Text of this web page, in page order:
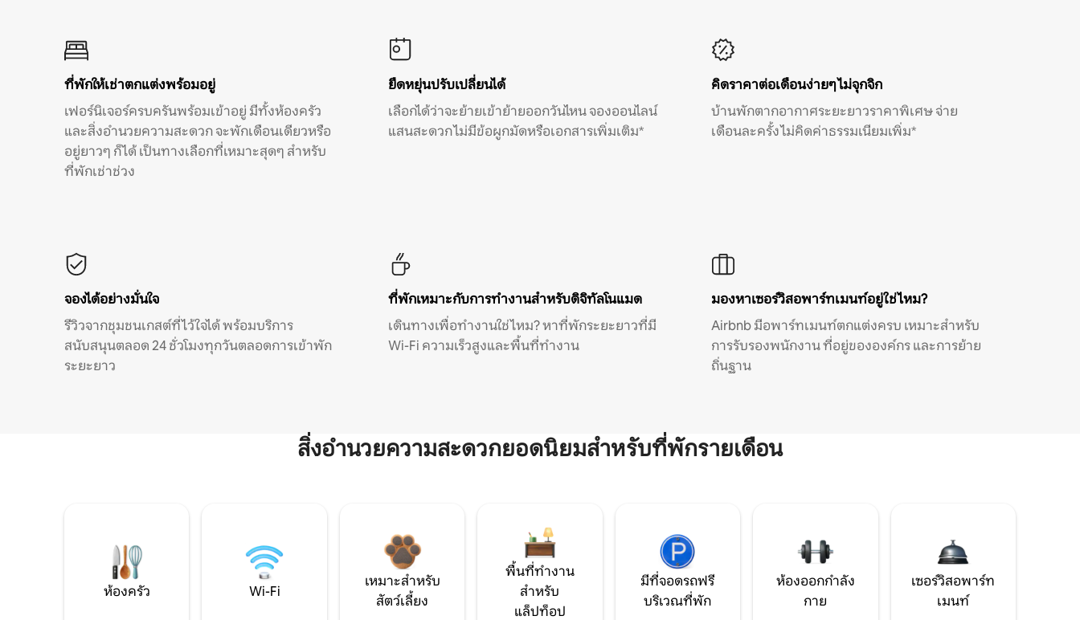
ที่พักให้เช่าตกแต่งพร้อมอยู่
เฟอร์นิเจอร์ครบครันพร้อมเข้าอยู่ มีทั้งห้องครัว
และสิ่งอำนวยความสะดวก จะพักเดือนเดียวหรือ
อยู่ยาวๆ ก็ได้ เป็นทางเลือกที่เหมาะสุดๆ สำหรับ
ที่พักเช่าช่วง
ยืดหยุ่นปรับเปลี่ยนได้
เลือกได้ว่าจะย้ายเข้าย้ายออกวันไหน จองออนไลน์
แสนสะดวก ไม่มีข้อผูกมัดหรือเอกสารเพิ่มเติม*
คิดราคาต่อเดือนง่ายๆ ไม่จุกจิก
บ้านพักตากอากาศระยะยาวราคาพิเศษ จ่าย
เดือนละครั้ง ไม่คิดค่าธรรมเนียมเพิ่ม*
จองได้อย่างมั่นใจ
รีวิวจากชุมชนเกสต์ที่ไว้ใจได้ พร้อมบริการ
สนับสนุนตลอด 24 ชั่วโมงทุกวันตลอดการเข้าพัก
ระยะยาว
ที่พักเหมาะกับการทำงานสำหรับดิจิทัลโนแมด
เดินทางเพื่อทำงานใช่ไหม? หาที่พักระยะยาวที่มี
Wi-Fi ความเร็วสูงและพื้นที่ทำงาน
มองหาเซอร์วิสอพาร์ทเมนท์อยู่ใช่ไหม?
Airbnb มีอพาร์ทเมนท์ตกแต่งครบ เหมาะสำหรับ
การรับรองพนักงาน ที่อยู่ขององค์กร และการย้าย
ถิ่นฐาน
สิ่งอำนวยความสะดวกยอดนิยมสำหรับที่พักรายเดือน
ห้องครัว Wi-Fi
เหมาะสำหรับ
สัตว์เลี้ยง
พื้นที่ทำงาน
สำหรับ
แล็ปท็อป
มีที่จอดรถฟรี
บริเวณที่พัก
ห้องออกกำลัง
กาย
เซอร์วิสอพาร์ท
เมนท์